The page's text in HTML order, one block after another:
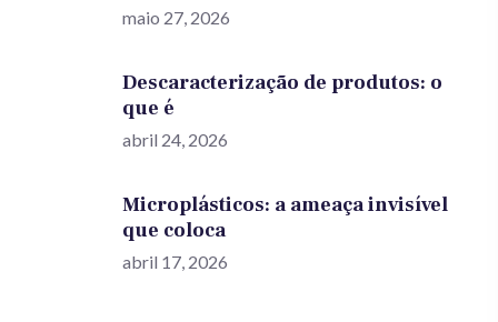
maio 27, 2026
Descaracterização de produtos: o
que é
abril 24, 2026
Microplásticos: a ameaça invisível
que coloca
abril 17, 2026